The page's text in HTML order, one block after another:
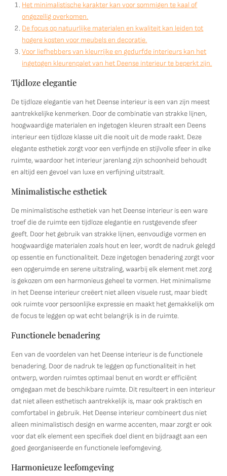
Het minimalistische karakter kan voor sommigen te kaal of
ongezellig overkomen.
De focus op natuurlijke materialen en kwaliteit kan leiden tot
hogere kosten voor meubels en decoratie.
Voor liefhebbers van kleurrijke en gedurfde interieurs kan het
ingetogen kleurenpalet van het Deense interieur te beperkt zijn.
Tijdloze elegantie
De tijdloze elegantie van het Deense interieur is een van zijn meest
aantrekkelijke kenmerken. Door de combinatie van strakke lijnen,
hoogwaardige materialen en ingetogen kleuren straalt een Deens
interieur een tijdloze klasse uit die nooit uit de mode raakt. Deze
elegante esthetiek zorgt voor een verfijnde en stijlvolle sfeer in elke
ruimte, waardoor het interieur jarenlang zijn schoonheid behoudt
en altijd een gevoel van luxe en verfijning uitstraalt.
Minimalistische esthetiek
De minimalistische esthetiek van het Deense interieur is een ware
troef die de ruimte een tijdloze elegantie en rustgevende sfeer
geeft. Door het gebruik van strakke lijnen, eenvoudige vormen en
hoogwaardige materialen zoals hout en leer, wordt de nadruk gelegd
op essentie en functionaliteit. Deze ingetogen benadering zorgt voor
een opgeruimde en serene uitstraling, waarbij elk element met zorg
is gekozen om een harmonieus geheel te vormen. Het minimalisme
in het Deense interieur creëert niet alleen visuele rust, maar biedt
ook ruimte voor persoonlijke expressie en maakt het gemakkelijk om
de focus te leggen op wat echt belangrijk is in de ruimte.
Functionele benadering
Een van de voordelen van het Deense interieur is de functionele
benadering. Door de nadruk te leggen op functionaliteit in het
ontwerp, worden ruimtes optimaal benut en wordt er efficiënt
omgegaan met de beschikbare ruimte. Dit resulteert in een interieur
dat niet alleen esthetisch aantrekkelijk is, maar ook praktisch en
comfortabel in gebruik. Het Deense interieur combineert dus niet
alleen minimalistisch design en warme accenten, maar zorgt er ook
voor dat elk element een specifiek doel dient en bijdraagt aan een
goed georganiseerde en functionele leefomgeving.
Harmonieuze leefomgeving